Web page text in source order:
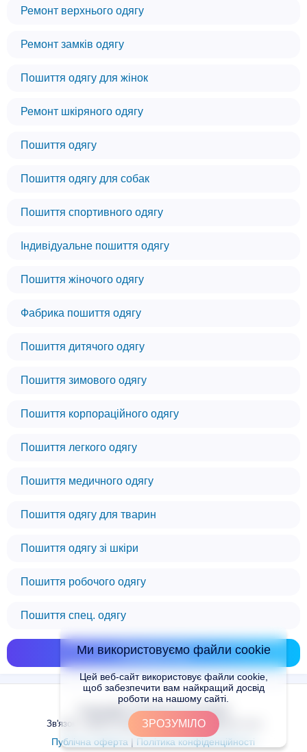
Ремонт верхнього одягу
Ремонт замків одягу
Пошиття одягу для жінок
Ремонт шкіряного одягу
Пошиття одягу
Пошиття одягу для собак
Пошиття спортивного одягу
Індивідуальне пошиття одягу
Пошиття жіночого одягу
Фабрика пошиття одягу
Пошиття дитячого одягу
Пошиття зимового одягу
Пошиття корпораційного одягу
Пошиття легкого одягу
Пошиття медичного одягу
Пошиття одягу для тварин
Пошиття одягу зі шкіри
Пошиття робочого одягу
Пошиття спец. одягу
Показати всі
Copyright © Places.in.UA 2024
Зв'язок з адміністрацією сайту: admin@places.in.ua
Публічна оферта | Політика конфіденційності
Ми використовуємо файли cookie
Цей веб-сайт використовує файли cookie,
щоб забезпечити вам найкращий досвід
роботи на нашому сайті.
ЗРОЗУМІЛО